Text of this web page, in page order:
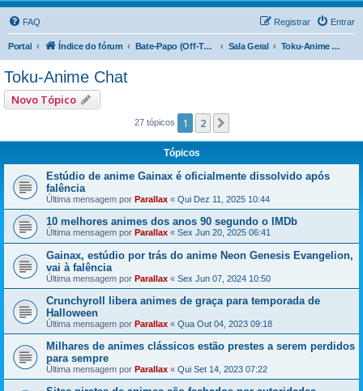
FAQ Entrar
Registrar
Portal Índice do fórum Bate-Papo (Off-Topic) Sala Geral Toku-Anime Chat
Toku-Anime Chat
Novo Tópico
27 tópicos 1 2
Tópicos
Estúdio de anime Gainax é oficialmente dissolvido após
falência
Última mensagem por Parallax « Qui Dez 11, 2025 10:44
10 melhores animes dos anos 90 segundo o IMDb
Última mensagem por Parallax « Sex Jun 20, 2025 06:41
Gainax, estúdio por trás do anime Neon Genesis Evangelion,
vai à falência
Última mensagem por Parallax « Sex Jun 07, 2024 10:50
Crunchyroll libera animes de graça para temporada de
Halloween
Última mensagem por Parallax « Qua Out 04, 2023 09:18
Milhares de animes clássicos estão prestes a serem perdidos
para sempre
Última mensagem por Parallax « Qui Set 14, 2023 07:22